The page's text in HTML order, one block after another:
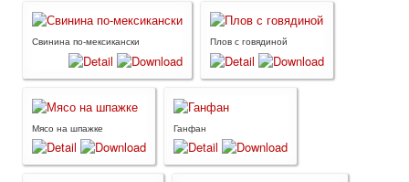
Свинина по-мексикански Плов с говядиной
Мясо на шпажке Ганфан